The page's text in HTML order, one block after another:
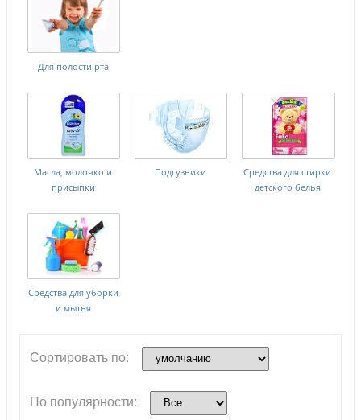
Для полости рта
Масла, молочко и
присыпки
Подгузники
Средства для стирки
детского белья
Средства для уборки
и мытья
Сортировать по:
По популярности: